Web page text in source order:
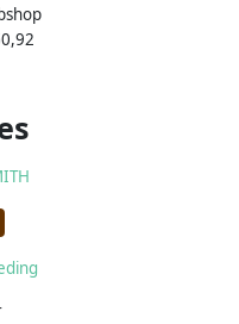
Blue Heren